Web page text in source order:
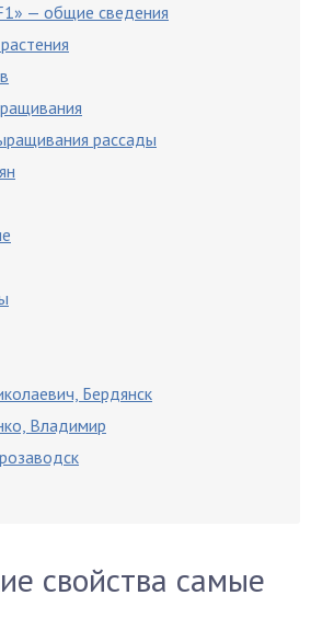
— общие сведения
рассады
Бердянск
Владимир
свойства самые